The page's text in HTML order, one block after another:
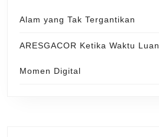
Alam yang Tak Tergantikan
ARESGACOR Ketika Waktu
Momen Digital